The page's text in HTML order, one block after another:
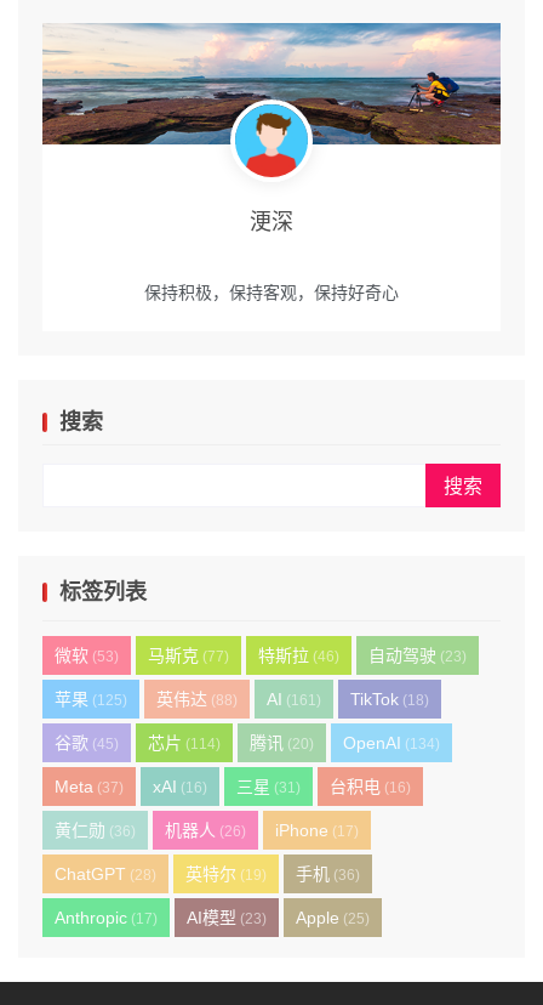
浭深
保持积极，保持客观，保持好奇心
搜索
标签列表
微软 (53) 马斯克 (77) 特斯拉 (46) 自动驾驶 (23)
苹果 (125) 英伟达 (88) AI (161) TikTok (18)
谷歌 (45) 芯片 (114) 腾讯 (20) OpenAI (134)
Meta (37) xAI (16) 三星 (31) 台积电 (16)
黄仁勋 (36) 机器人 (26) iPhone (17)
ChatGPT (28) 英特尔 (19) 手机 (36)
Anthropic (17) AI模型 (23) Apple (25)